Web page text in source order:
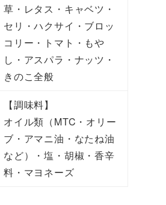
草・レタス・キャベツ・
セリ・ハクサイ・ブロッ
コリー・トマト・もや
し・アスパラ・ナッツ・
きのこ全般
【調味料】
オイル類（MTC・オリー
ブ・アマニ油・なたね油
など）・塩・胡椒・香辛
料・マヨネーズ